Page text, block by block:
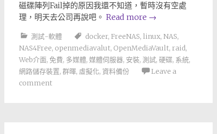
磁碟陣列Fail掉的原因我還不知道，暫時沒有空處
理，明天去公司再說吧。 Read more →
測試-軟體 docker, FreeNAS, linux, NAS,
NAS4Free, openmediavalut, OpenMediaVault, raid,
Web介面, 免費, 多媒體, 媒體伺服器, 安裝, 測試, 硬碟, 系統,
網路儲存裝置, 群暉, 虛擬化, 資料備份
Leave a
comment